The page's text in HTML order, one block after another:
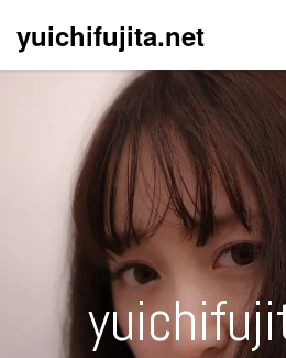
yuichifujita.net